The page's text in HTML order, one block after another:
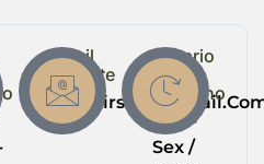
Email
Suporte
Horario
de
Trabalho
Seg -
Sex /